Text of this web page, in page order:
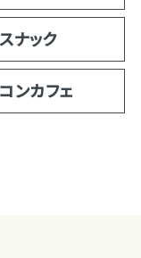
スナック
コンカフェ